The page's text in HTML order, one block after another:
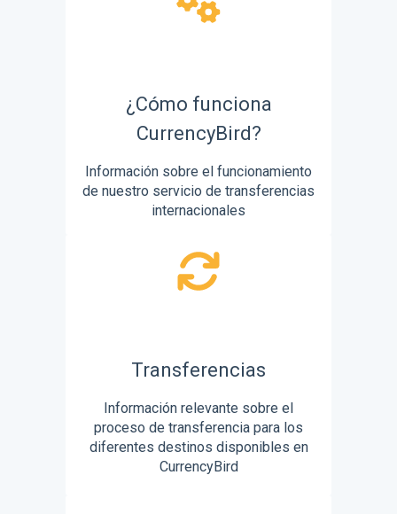
¿Cómo funciona
CurrencyBird?
Información sobre el funcionamiento
de nuestro servicio de transferencias
internacionales
Transferencias
Información relevante sobre el
proceso de transferencia para los
diferentes destinos disponibles en
CurrencyBird